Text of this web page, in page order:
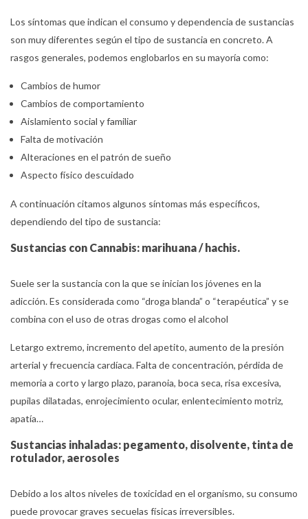
Los síntomas que indican el consumo y dependencia de sustancias
son muy diferentes según el tipo de sustancia en concreto. A
rasgos generales, podemos englobarlos en su mayoría como:
Cambios de humor
Cambios de comportamiento
Aislamiento social y familiar
Falta de motivación
Alteraciones en el patrón de sueño
Aspecto físico descuidado
A continuación citamos algunos síntomas más específicos,
dependiendo del tipo de sustancia:
Sustancias con Cannabis: marihuana / hachis.
Suele ser la sustancia con la que se inician los jóvenes en la
adicción. Es considerada como “droga blanda” o “terapéutica” y se
combina con el uso de otras drogas como el alcohol
Letargo extremo, incremento del apetito, aumento de la presión
arterial y frecuencia cardíaca. Falta de concentración, pérdida de
memoria a corto y largo plazo, paranoia, boca seca, risa excesiva,
pupilas dilatadas, enrojecimiento ocular, enlentecimiento motriz,
apatía…
Sustancias inhaladas: pegamento, disolvente, tinta de
rotulador, aerosoles
Debido a los altos niveles de toxicidad en el organismo, su consumo
puede provocar graves secuelas físicas irreversibles.